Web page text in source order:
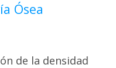
Ósea
de la densidad